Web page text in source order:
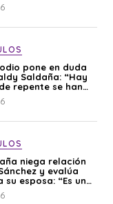
pone en duda
Saldaña: “Hay
repente se han
niega relación
y evalúa
su esposa: “Es una